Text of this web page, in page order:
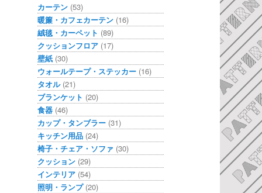
カーテン (53)
暖簾・カフェカーテン (16)
絨毯・カーペット (89)
クッションフロア (17)
壁紙 (30)
ウォールテープ・ステッカー (16)
タオル(21)
ブランケット (20)
食器 (46)
カップ・タンブラー (31)
キッチン用品 (24)
椅子・チェア・ソファ (30)
クッション (29)
インテリア (54)
照明・ランプ(20)